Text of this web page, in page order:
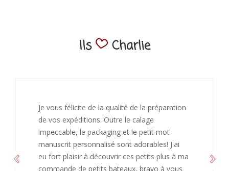
Ils Charlie
J’ai adoré ouvrir ce paquet votre message est
bienveillant et fait plaisir. Je ne manquerai pas
de recommandé chez vous. Bonne
continuation et merci à vous.
Caroline